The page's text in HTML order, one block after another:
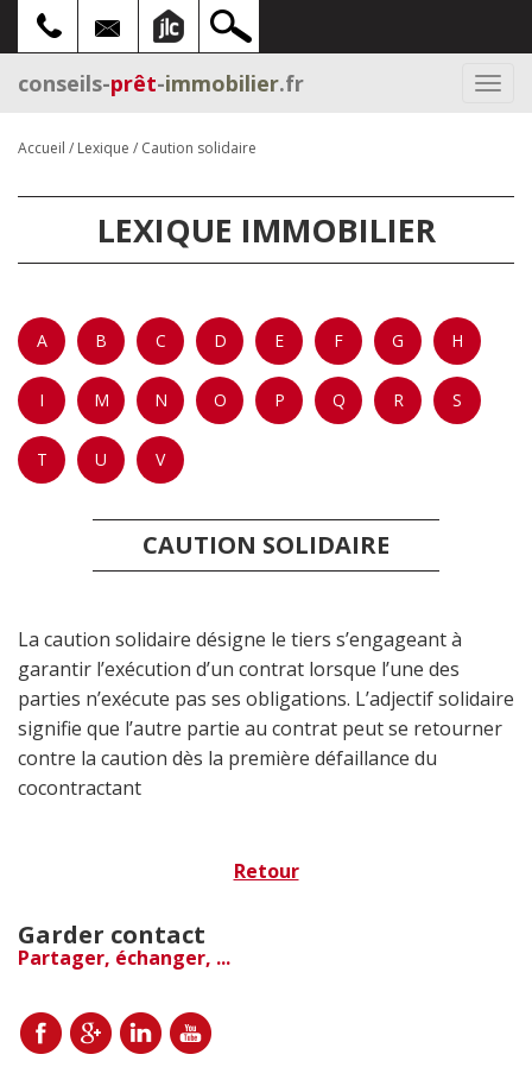
conseils-prêt-immobilier.fr
Accueil / Lexique / Caution solidaire
LEXIQUE IMMOBILIER
A B C D E F G H
I M N O P Q R S
T U V
CAUTION SOLIDAIRE
La caution solidaire désigne le tiers s’engageant à
garantir l’exécution d’un contrat lorsque l’une des
parties n’exécute pas ses obligations. L’adjectif solidaire
signifie que l’autre partie au contrat peut se retourner
contre la caution dès la première défaillance du
cocontractant
Retour
Garder contact
Partager, échanger, ...